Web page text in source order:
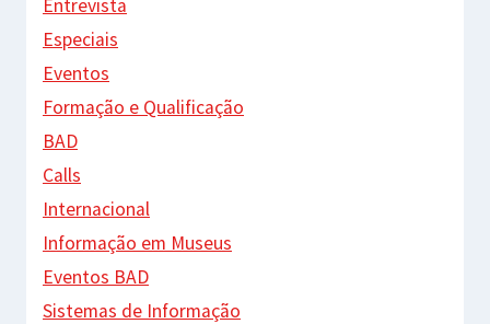
Entrevista
Especiais
Eventos
Formação e Qualificação
BAD
Calls
Internacional
Informação em Museus
Eventos BAD
Sistemas de Informação